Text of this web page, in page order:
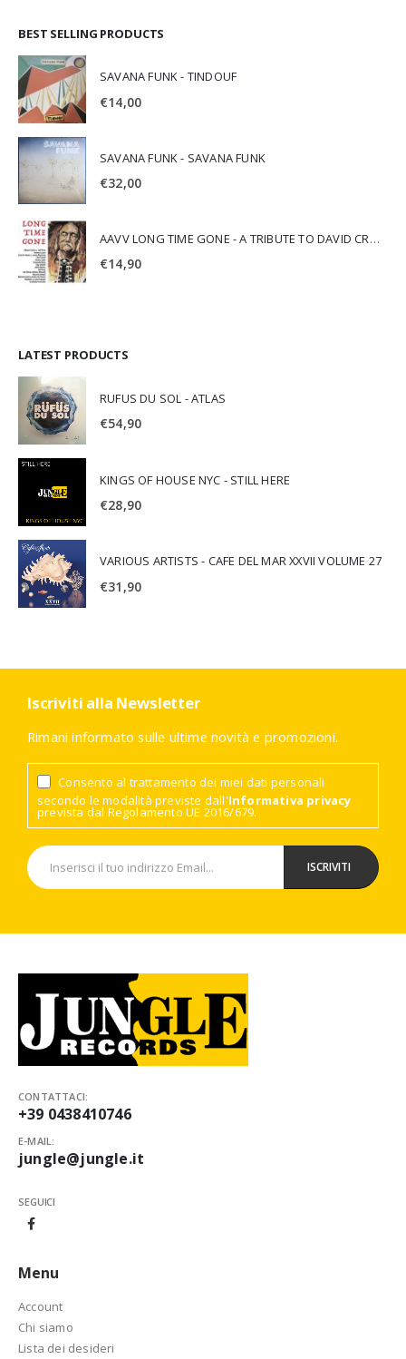
BEST SELLING PRODUCTS
SAVANA FUNK - TINDOUF
€14,00
SAVANA FUNK - SAVANA FUNK
€32,00
AAVV LONG TIME GONE - A TRIBUTE TO DAVID CROSBY
€14,90
LATEST PRODUCTS
RUFUS DU SOL - ATLAS
€54,90
KINGS OF HOUSE NYC - STILL HERE
€28,90
VARIOUS ARTISTS - CAFE DEL MAR XXVII VOLUME 27
€31,90
Iscriviti alla Newsletter
Rimani informato sulle ultime novità e promozioni.
Consento al trattamento dei miei dati personali
secondo le modalità previste dall'Informativa privacy
prevista dal Regolamento UE 2016/679.
CONTATTACI:
+39 0438410746
E-MAIL:
jungle@jungle.it
SEGUICI
Menu
Account
Chi siamo
Lista dei desideri